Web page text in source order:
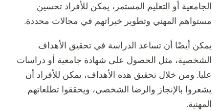
الجامعية أو التعليم المستمر، يمكن للأفراد تحسين
مستواهم المهني وتطوير خبراتهم في مجالات محددة.
يمكن أيضًا أن تساعد الدراسة في تحقيق الأهداف
الشخصية، مثل الحصول على شهادة جامعية أو دراسات
عليا. ومن خلال تحقيق هذه الأهداف، يمكن للأفراد أن
يشعروا بالإنجاز والرضا الشخصي، ويحققوا تطلعاتهم
المهنية.